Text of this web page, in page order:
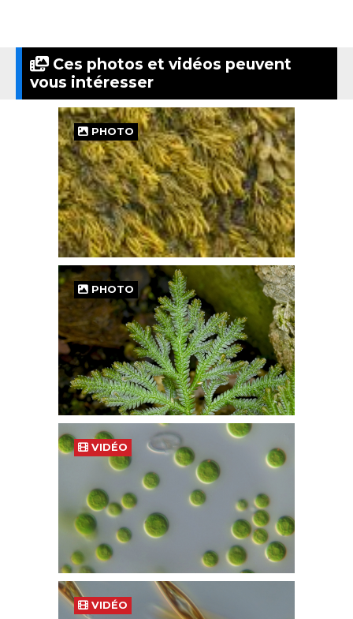
Ces photos et vidéos peuvent
vous intéresser
PHOTO
PHOTO
VIDÉO
VIDÉO